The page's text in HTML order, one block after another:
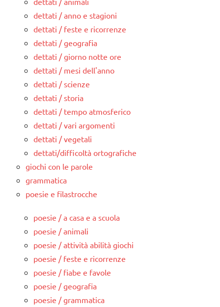
dettati / anno e stagioni
dettati / feste e ricorrenze
dettati / geografia
dettati / giorno notte ore
dettati / mesi dell'anno
dettati / scienze
dettati / storia
dettati / tempo atmosferico
dettati / vari argomenti
dettati / vegetali
dettati/difficoltà ortografiche
giochi con le parole
grammatica
poesie e filastrocche
poesie / a casa e a scuola
poesie / animali
poesie / attività abilità giochi
poesie / feste e ricorrenze
poesie / fiabe e favole
poesie / geografia
poesie / grammatica